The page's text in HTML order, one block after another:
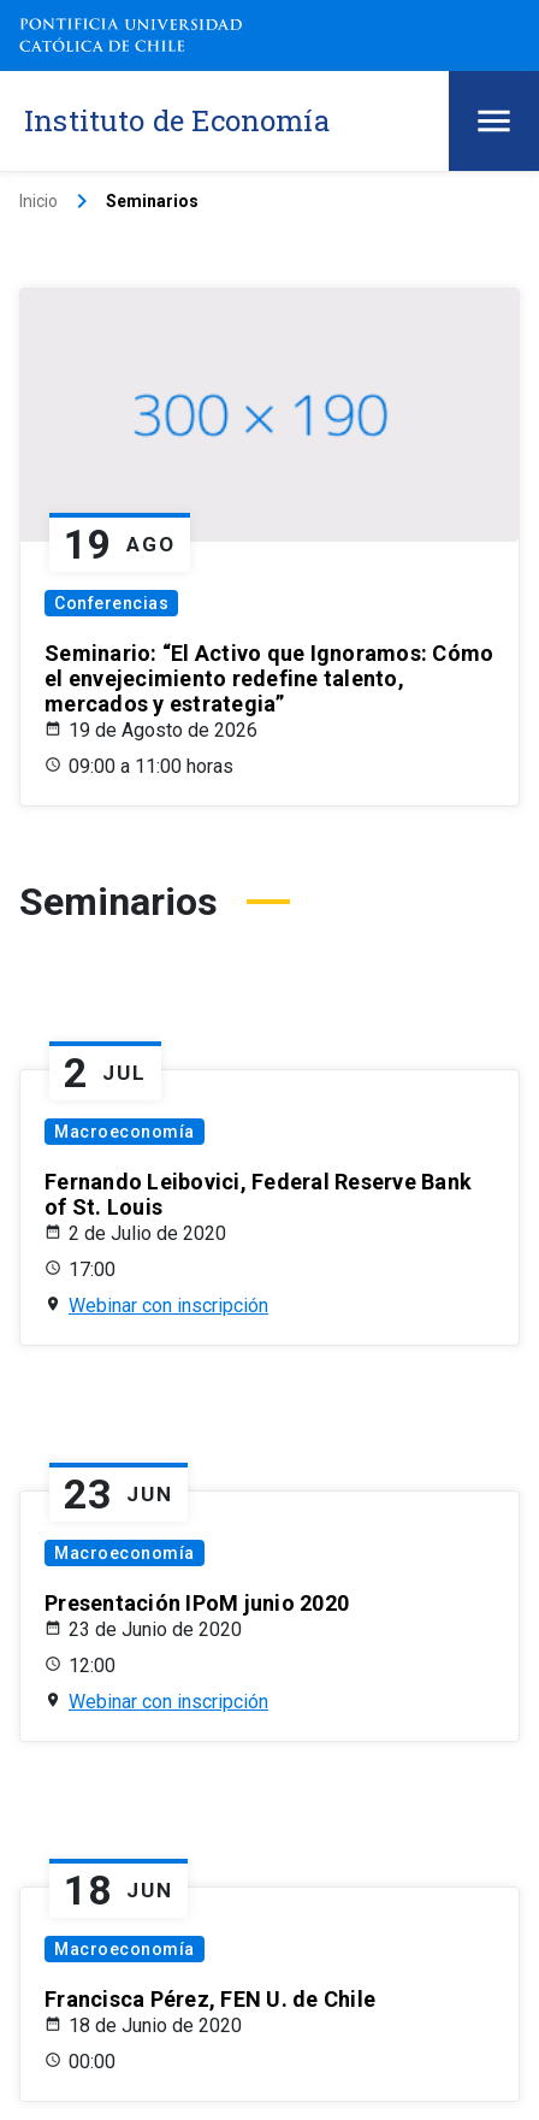
Instituto de Economía
Inicio keyboard_arrow_right Seminarios
19 AGO
Conferencias
Seminario: “El Activo que Ignoramos: Cómo
el envejecimiento redefine talento,
mercados y estrategia”
19 de Agosto de 2026
09:00 a 11:00 horas
Seminarios
2 JUL
Macroeconomía
Fernando Leibovici, Federal Reserve Bank
of St. Louis
2 de Julio de 2020
17:00
Webinar con inscripción
23 JUN
Macroeconomía
Presentación IPoM junio 2020
23 de Junio de 2020
12:00
Webinar con inscripción
18 JUN
Macroeconomía
Francisca Pérez, FEN U. de Chile
18 de Junio de 2020
00:00